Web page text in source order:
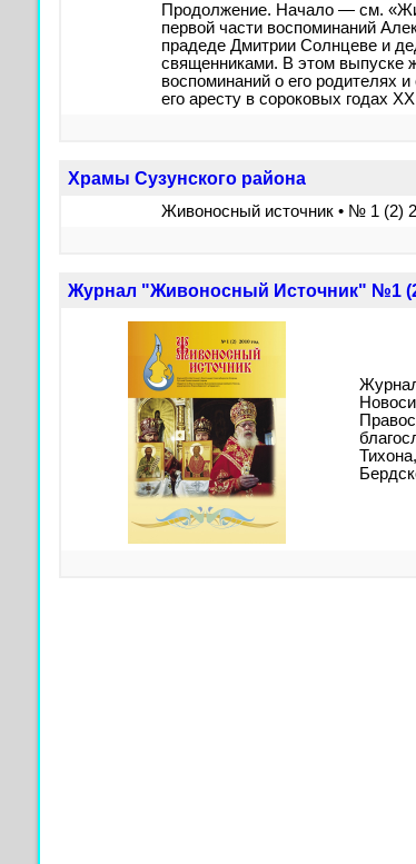
Продолжение. Начало — см.
первой части воспоминаний
прадеде Дмитрии Солнцеве и
священниками. В этом выпуске
воспоминаний о его родителях
его аресту в сороковых годах
Храмы Сузунского района
Живоносный источник • № 1 (2)
Журнал "Живоносный Источник" №1